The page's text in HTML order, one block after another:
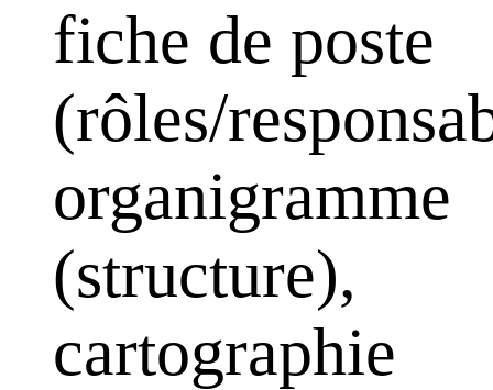
fiche de poste
(rôles/
organigramme
(structure),
cartographie